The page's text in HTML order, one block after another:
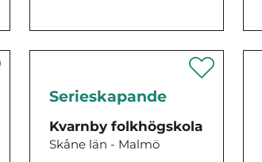
Serieskapande
Kvarnby folkhögskola
Skåne län - Malmö